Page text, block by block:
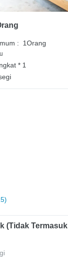
: 1Orang
* 1
(Tidak Termasuk